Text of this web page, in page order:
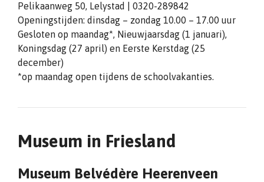
Pelikaanweg 50, Lelystad | 0320-289842
Openingstijden: dinsdag – zondag 10.00 – 17.00 uur
Gesloten op maandag*, Nieuwjaarsdag (1 januari),
Koningsdag (27 april) en Eerste Kerstdag (25
december)
*op maandag open tijdens de schoolvakanties.
Museum in Friesland
Museum Belvédère Heerenveen